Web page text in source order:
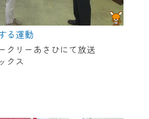
る運動
クリーあさひにて放送
クス
。
＞
ーアルにともないメ
しています。